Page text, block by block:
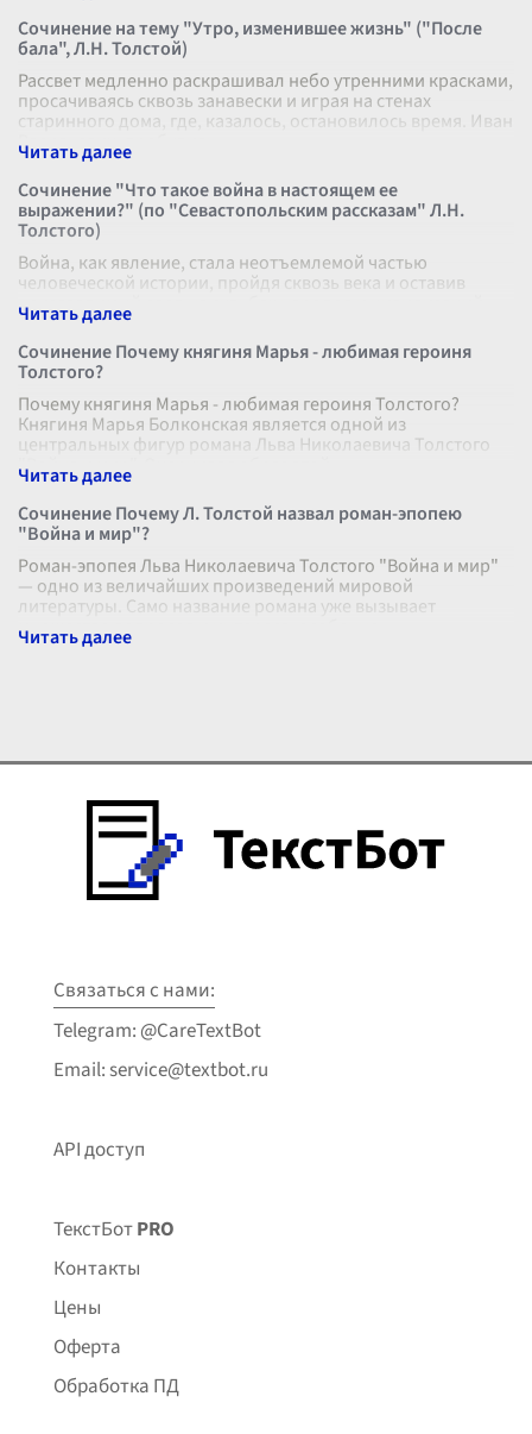
Сочинение на тему "Утро, изменившее жизнь" ("После
бала", Л.Н. Толстой)
Рассвет медленно раскрашивал небо утренними красками,
просачиваясь сквозь занавески и играя на стенах
старинного дома, где, казалось, остановилось время. Иван
Васильевич, пробудивш
Сочинение "Что такое война в настоящем ее
выражении?" (по "Севастопольским рассказам" Л.Н.
Толстого)
Война, как явление, стала неотъемлемой частью
человеческой истории, пройдя сквозь века и оставив
неизгладимый след на судьбах народов и цивилизаций.
Вопрос о том, что такое война в
Сочинение Почему княгиня Марья - любимая героиня
Толстого?
Почему княгиня Марья - любимая героиня Толстого?
Княгиня Марья Болконская является одной из
центральных фигур романа Льва Николаевича Толстого
"Война и мир". Очеркивая образ этой
Сочинение Почему Л. Толстой назвал роман-эпопею
"Война и мир"?
Роман-эпопея Льва Николаевича Толстого "Война и мир"
— одно из величайших произведений мировой
литературы. Само название романа уже вызывает
множество вопросов и интереса, особенно
Связаться с нами:
Telegram: @CareTextBot
Email: service@textbot.ru
API доступ
ТекстБотPRO
Контакты
Цены
Оферта
Обработка ПД